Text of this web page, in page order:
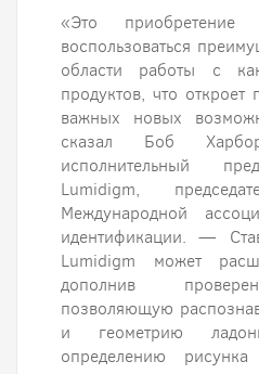
«Это приобретение
воспользоваться
области работы с
продуктов, что
важных новых
сказал Боб
исполнительный
Lumidigm,
Международной
идентификации. —
Lumidigm может
дополнив
позволяющую
и геометрию
определению